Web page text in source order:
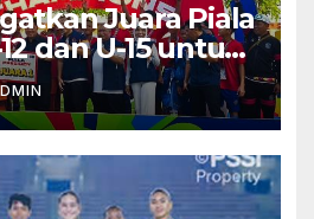
Juara Piala
dan U-15 untuk